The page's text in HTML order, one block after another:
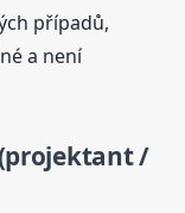
případů,
a není
(projektant /